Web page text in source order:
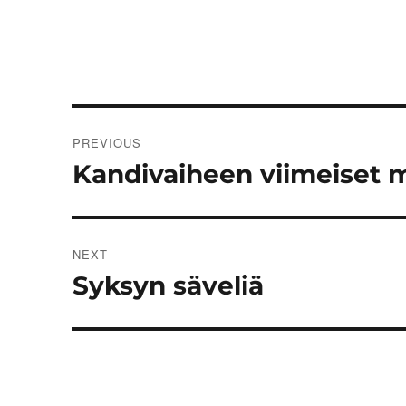
navigation
PREVIOUS
Previous
Kandivaiheen viimeiset
NEXT
Next
post:
Syksyn säveliä